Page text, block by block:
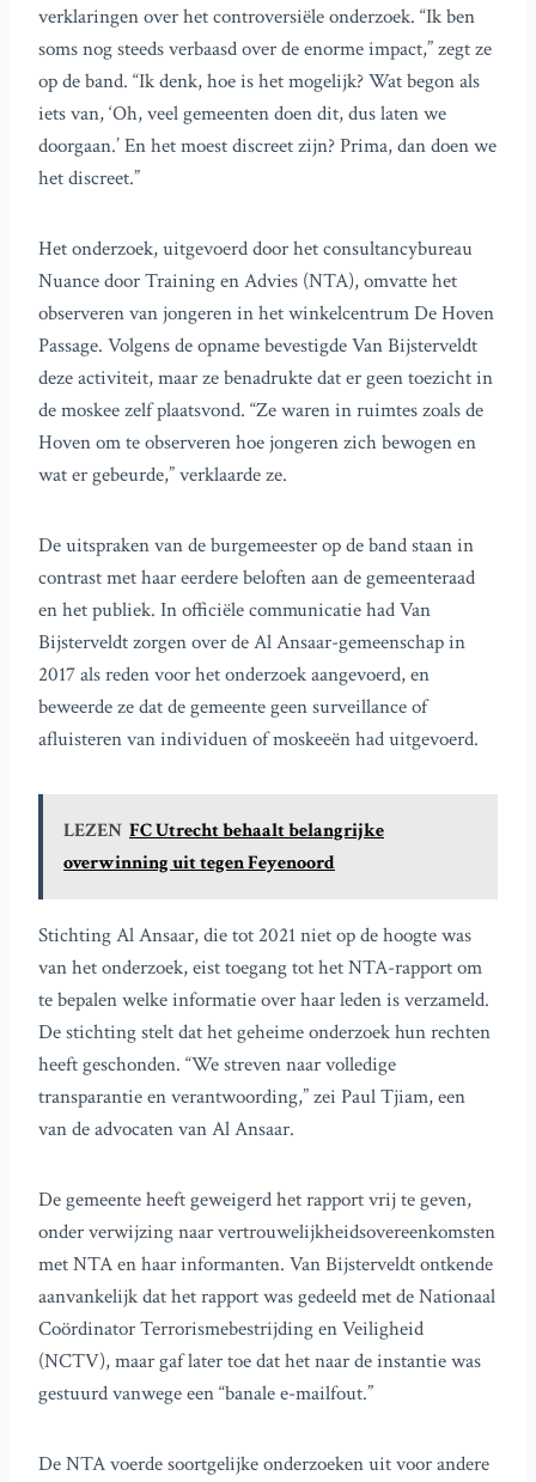
verklaringen over het controversiële onderzoek. “Ik ben
soms nog steeds verbaasd over de enorme impact,” zegt ze
op de band. “Ik denk, hoe is het mogelijk? Wat begon als
iets van, ‘Oh, veel gemeenten doen dit, dus laten we
doorgaan.’ En het moest discreet zijn? Prima, dan doen we
het discreet.”
Het onderzoek, uitgevoerd door het consultancybureau
Nuance door Training en Advies (NTA), omvatte het
observeren van jongeren in het winkelcentrum De Hoven
Passage. Volgens de opname bevestigde Van Bijsterveldt
deze activiteit, maar ze benadrukte dat er geen toezicht in
de moskee zelf plaatsvond. “Ze waren in ruimtes zoals de
Hoven om te observeren hoe jongeren zich bewogen en
wat er gebeurde,” verklaarde ze.
De uitspraken van de burgemeester op de band staan in
contrast met haar eerdere beloften aan de gemeenteraad
en het publiek. In officiële communicatie had Van
Bijsterveldt zorgen over de Al Ansaar-gemeenschap in
2017 als reden voor het onderzoek aangevoerd, en
beweerde ze dat de gemeente geen surveillance of
afluisteren van individuen of moskeeën had uitgevoerd.
LEZEN FC Utrecht behaalt belangrijke
overwinning uit tegen Feyenoord
Stichting Al Ansaar, die tot 2021 niet op de hoogte was
van het onderzoek, eist toegang tot het NTA-rapport om
te bepalen welke informatie over haar leden is verzameld.
De stichting stelt dat het geheime onderzoek hun rechten
heeft geschonden. “We streven naar volledige
transparantie en verantwoording,” zei Paul Tjiam, een
van de advocaten van Al Ansaar.
De gemeente heeft geweigerd het rapport vrij te geven,
onder verwijzing naar vertrouwelijkheidsovereenkomsten
met NTA en haar informanten. Van Bijsterveldt ontkende
aanvankelijk dat het rapport was gedeeld met de Nationaal
Coördinator Terrorismebestrijding en Veiligheid
(NCTV), maar gaf later toe dat het naar de instantie was
gestuurd vanwege een “banale e-mailfout.”
De NTA voerde soortgelijke onderzoeken uit voor andere